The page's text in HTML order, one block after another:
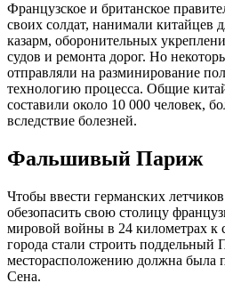
Французское и британское
своих солдат, нанимали китайцев
казарм, оборонительных
судов и ремонта дорог. Но
отправляли на разминирование
технологию процесса. Общие
составили около 10 000 человек,
вследствие болезней.
Фальшивый Париж
Чтобы ввести германских
обезопасить свою столицу
мировой войны в 24 километрах к
города стали строить поддельный
месторасположению должна была
Сена.